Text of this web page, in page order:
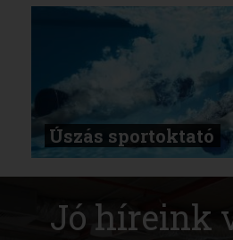
Úszás sportoktató
Jó híreink